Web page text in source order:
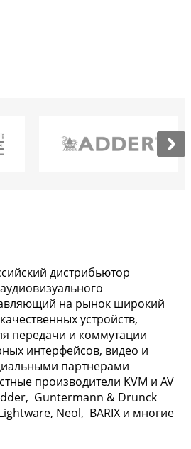
дистрибьютор
на рынок широкий
устройств,
передачи и коммутации
интерфейсов, видео и
партнерами
производители KVM и AV
Guntermann & Drunck
Neol, BARIX и многие